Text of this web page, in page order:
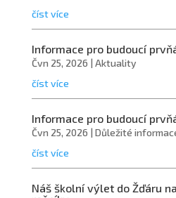
číst více
Informace pro budoucí
Čvn 25, 2026 | Aktuality
číst více
Informace pro budoucí
Čvn 25, 2026 | Důležité
číst více
Náš školní výlet do Žďáru